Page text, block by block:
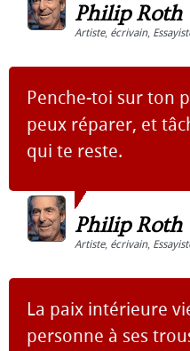
Philip Roth
Artiste, écrivain,
Penche-toi sur ton
peux réparer, et
qui te reste.
Philip Roth
Artiste, écrivain,
La paix intérieure
personne à ses